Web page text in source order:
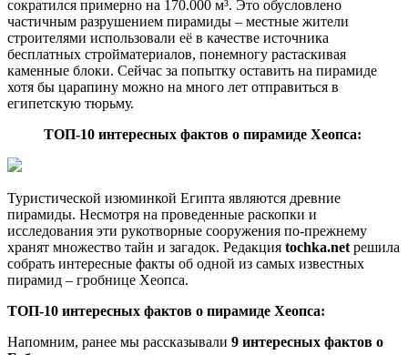
сократился примерно на 170.000 м³. Это обусловлено
частичным разрушением пирамиды – местные жители
строителями использовали её в качестве источника
бесплатных стройматериалов, понемногу растаскивая
каменные блоки. Сейчас за попытку оставить на пирамиде
хотя бы царапину можно на много лет отправиться в
египетскую тюрьму.
ТОП-10 интересных фактов о пирамиде Хеопса:
Туристической изюминкой Египта являются древние
пирамиды. Несмотря на проведенные раскопки и
исследования эти рукотворные сооружения по-прежнему
хранят множество тайн и загадок. Редакция tochka.net решила
собрать интересные факты об одной из самых известных
пирамид – гробнице Хеопса.
ТОП-10 интересных фактов о пирамиде Хеопса:
Напомним, ранее мы рассказывали 9 интересных фактов о